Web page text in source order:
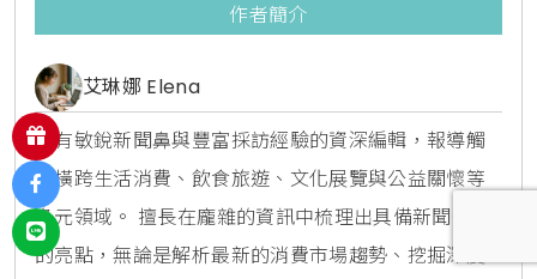
作者簡介
艾琳娜 Elena
擁有敏銳新聞鼻與豐富採訪經驗的資深編輯，報導觸
角橫跨生活消費、飲食旅遊、文化展覽與公益關懷等
多元領域。 擅長在龐雜的資訊中梳理出具備新聞價值
的亮點，無論是解析最新的消費市場趨勢、挖掘深度